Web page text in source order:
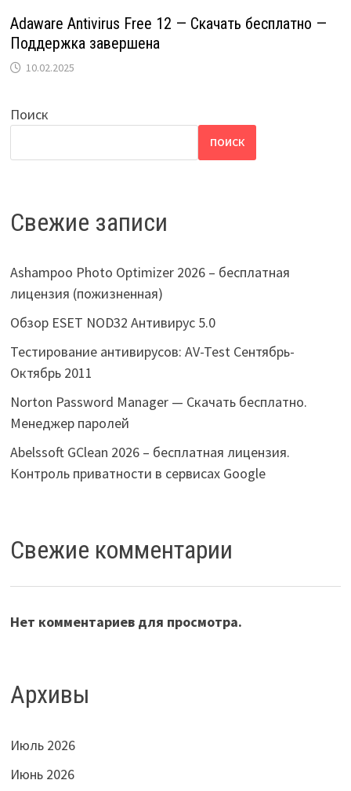
Adaware Antivirus Free 12 — Скачать бесплатно —
Поддержка завершена
10.02.2025
Поиск
ПОИСК
Свежие записи
Ashampoo Photo Optimizer 2026 – бесплатная
лицензия (пожизненная)
Обзор ESET NOD32 Антивирус 5.0
Тестирование антивирусов: AV-Test Сентябрь-
Октябрь 2011
Norton Password Manager — Скачать бесплатно.
Менеджер паролей
Abelssoft GClean 2026 – бесплатная лицензия.
Контроль приватности в сервисах Google
Свежие комментарии
Нет комментариев для просмотра.
Архивы
Июль 2026
Июнь 2026